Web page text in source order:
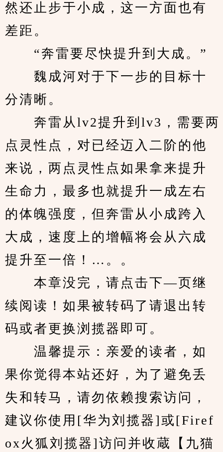
然还止步于小成，这一方面也有
差距。
“奔雷要尽快提升到大成。”
魏成河对于下一步的目标十
分清晰。
奔雷从lv2提升到lv3，需要两
点灵性点，对已经迈入二阶的他
来说，两点灵性点如果拿来提升
生命力，最多也就提升一成左右
的体魄强度，但奔雷从小成跨入
大成，速度上的增幅将会从六成
提升至一倍！…。。
本章没完，请点击下—页继
续阅读！如果被转码了请退出转
码或者更换浏揽器即可。
温馨提示：亲爱的读者，如
果你觉得本站还好，为了避免丢
失和转马，请勿依赖搜索访问，
建议你使用[华为刘揽器]或[Firef
ox火狐刘揽器]访问并收蔵【九猫